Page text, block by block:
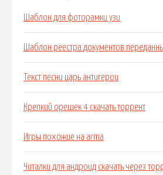
Шаблон для фоторамки узи
Шаблон реестра документов
Текст песни царь антигерои
Крепкий орешек 4 скачать торрент
Игры похожие на arma
Читалки для андроид скачать через